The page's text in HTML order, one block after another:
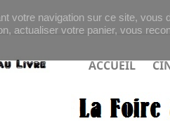
votre navigation sur ce site, vous
actualiser votre panier, vous
ACCUEIL